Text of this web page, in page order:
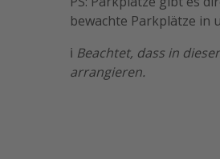
bewachte Parkplätze in
ℹ️ Beachtet, dass in
arrangieren.